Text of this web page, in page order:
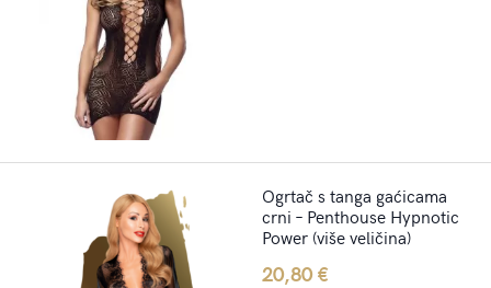
Ogrtač s tanga gaćicama
crni – Penthouse Hypnotic
Power (više veličina)
20,80€